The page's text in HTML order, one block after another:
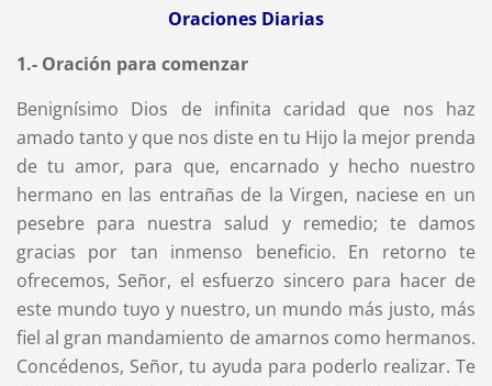
Oraciones Diarias
1.- Oración para comenzar
Benignísimo Dios de infinita caridad que nos haz
amado tanto y que nos diste en tu Hijo la mejor prenda
de tu amor, para que, encarnado y hecho nuestro
hermano en las entrañas de la Virgen, naciese en un
pesebre para nuestra salud y remedio; te damos
gracias por tan inmenso beneficio. En retorno te
ofrecemos, Señor, el esfuerzo sincero para hacer de
este mundo tuyo y nuestro, un mundo más justo, más
fiel al gran mandamiento de amarnos como hermanos.
Concédenos, Señor, tu ayuda para poderlo realizar. Te